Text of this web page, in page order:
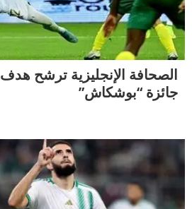
الصحافة الإنجليزية ترشح
جائزة “بوشكاش”